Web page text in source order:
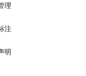
理
注
明